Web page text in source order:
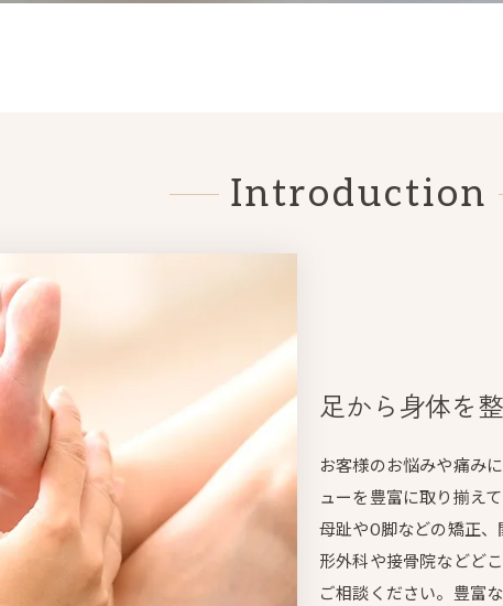
Introduction
足から身体を
お客様のお悩みや痛み
ューを豊富に取り揃え
母趾やO脚などの矯正
形外科や接骨院などど
ご相談ください。豊富